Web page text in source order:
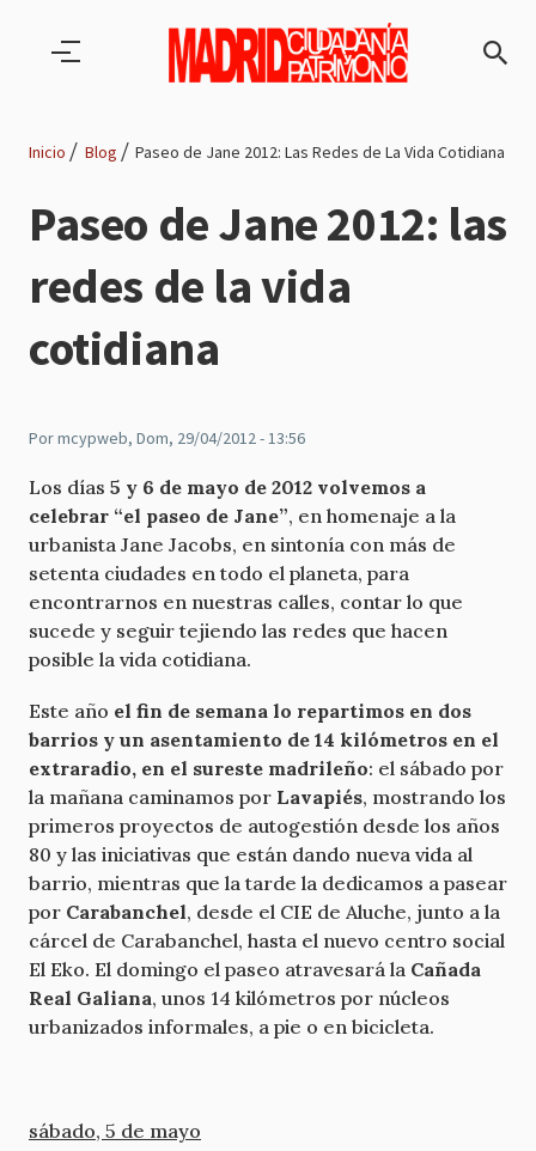
Ruta
de
navegación
Inicio Blog Paseo de Jane 2012: Las Redes de La Vida Cotidiana
Paseo de Jane 2012: las
redes de la vida
cotidiana
Pormcypweb, Dom, 29/04/2012 - 13:56
Los días 5 y 6 de mayo de 2012 volvemos a
celebrar “el paseo de Jane”, en homenaje a la
urbanista Jane Jacobs, en sintonía con más de
setenta ciudades en todo el planeta, para
encontrarnos en nuestras calles, contar lo que
sucede y seguir tejiendo las redes que hacen
posible la vida cotidiana.
Este año el fin de semana lo repartimos en dos
barrios y un asentamiento de 14 kilómetros en el
extraradio, en el sureste madrileño: el sábado por
la mañana caminamos por Lavapiés, mostrando los
primeros proyectos de autogestión desde los años
80 y las iniciativas que están dando nueva vida al
barrio, mientras que la tarde la dedicamos a pasear
por Carabanchel, desde el CIE de Aluche, junto a la
cárcel de Carabanchel, hasta el nuevo centro social
El Eko. El domingo el paseo atravesará la Cañada
Real Galiana, unos 14 kilómetros por núcleos
urbanizados informales, a pie o en bicicleta.
sábado, 5 de mayo